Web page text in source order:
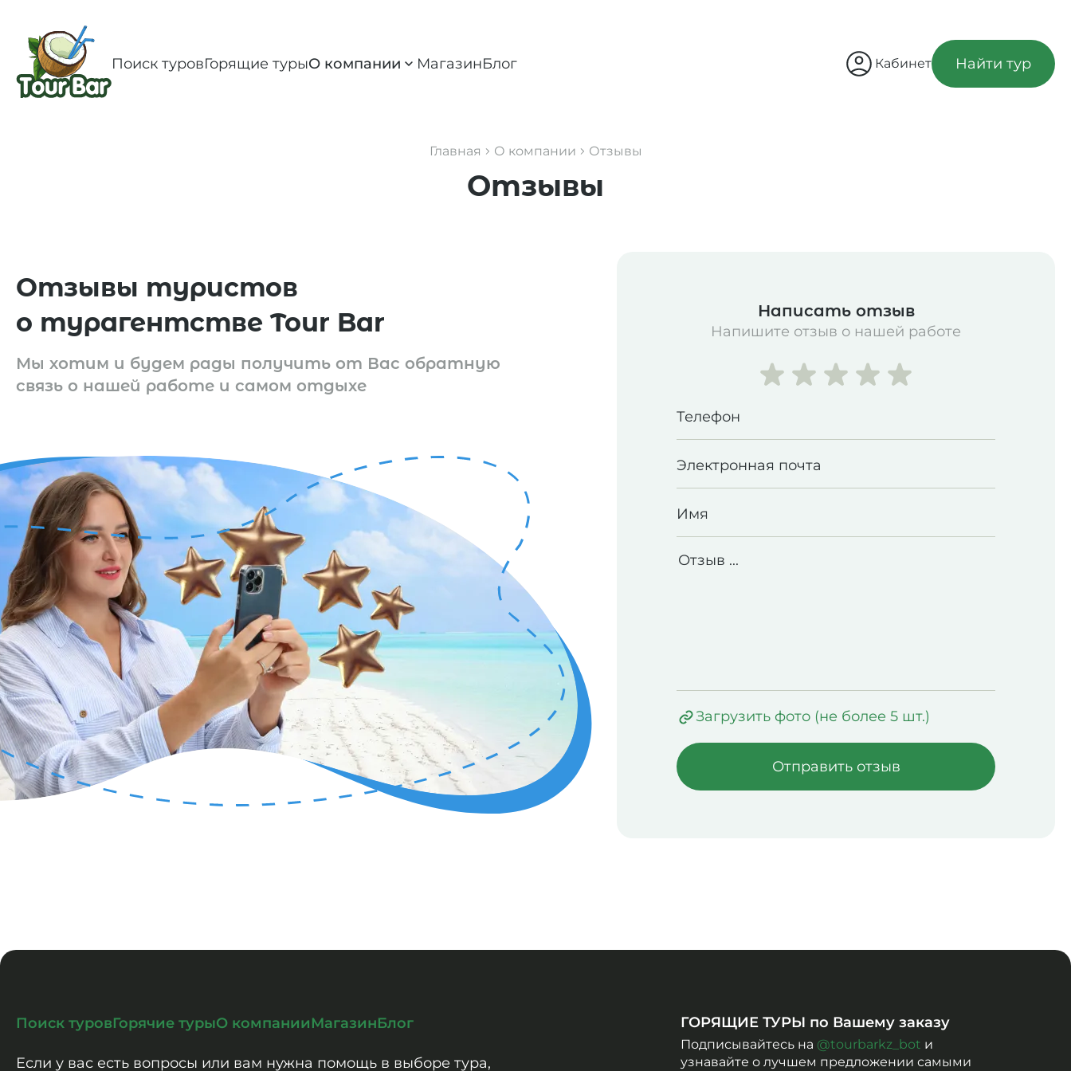
Поиск туровГорящие турыО компании МагазинБлог Кабинет Найти тур
Главная О компании Отзывы
Отзывы
Отзывы туристов
о турагентстве Tour Bar
Мы хотим и будем рады получить от Вас обратную
связь о нашей работе и самом отдыхе
Написать отзыв
Напишите отзыв о нашей работе
Телефон
Электронная почта
Имя
Загрузить фото (не более 5 шт.)
Отправить отзыв
Поиск туровГорячие турыО компанииМагазинБлог
Если у вас есть вопросы или вам нужна помощь в выборе тура,
ГОРЯЩИЕ ТУРЫ по Вашему заказу
Подписывайтесь на @tourbarkz_bot и
узнавайте о лучшем предложении самыми